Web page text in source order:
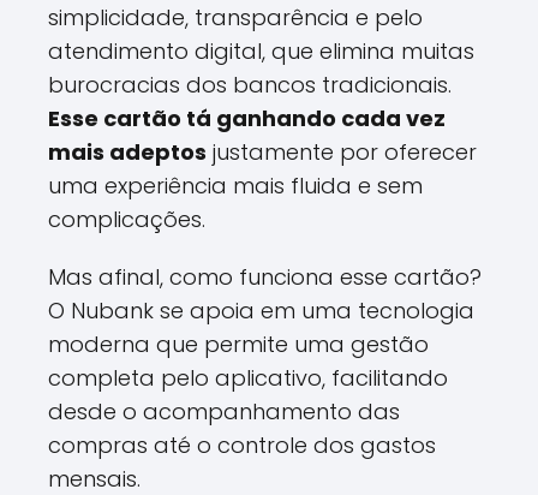
simplicidade, transparência e pelo
atendimento digital, que elimina muitas
burocracias dos bancos tradicionais.
Esse cartão tá ganhando cada vez
mais adeptos justamente por oferecer
uma experiência mais fluida e sem
complicações.
Mas afinal, como funciona esse cartão?
O Nubank se apoia em uma tecnologia
moderna que permite uma gestão
completa pelo aplicativo, facilitando
desde o acompanhamento das
compras até o controle dos gastos
mensais.